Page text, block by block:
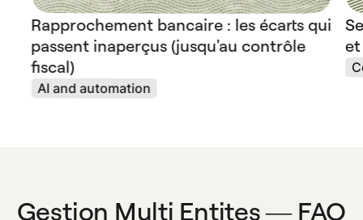
Rapprochement bancaire : les écarts qui
passent inaperçus (jusqu'au contrôle
fiscal)
AI and automation
et
Gestion Multi Entites — FAQ